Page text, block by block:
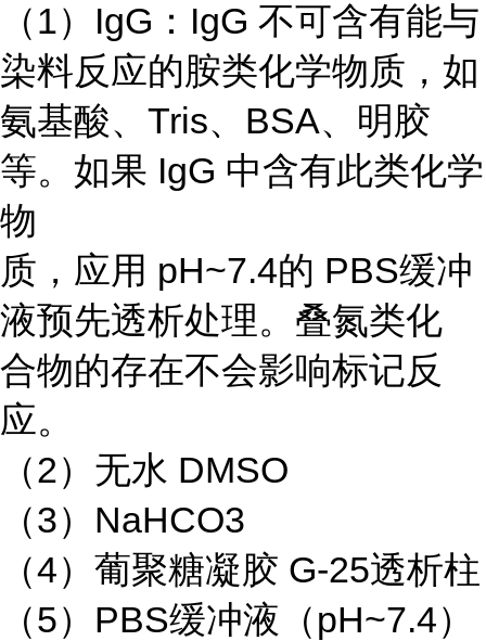
（1）IgG：IgG 不可含有能与
染料反应的胺类化学物质，如
氨基酸、Tris、BSA、明胶
等。如果 IgG 中含有此类化学
物
质，应用 pH~7.4的 PBS缓冲
液预先透析处理。叠氮类化
合物的存在不会影响标记反
应。
（2）无水 DMSO
（3）NaHCO3
（4）葡聚糖凝胶 G-25透析柱
（5）PBS缓冲液（pH~7.4）